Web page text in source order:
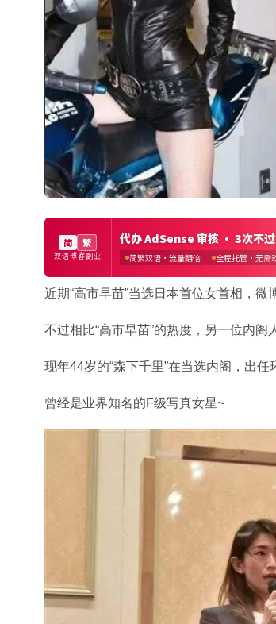
近期“高市早苗”当选日本首位女首相，微
不过相比“高市早苗”的热度，另一位内阁
现年44岁的“森下千里”在当选内阁，出
曾经是业界知名的F级写真女星~